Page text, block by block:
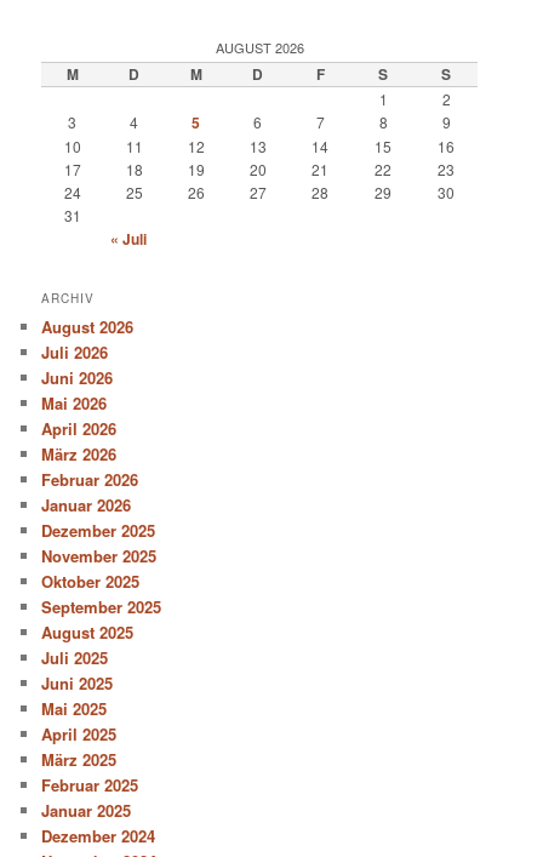
AUGUST 2026
M D M D F S S
1
2
3
4 5 6 7 8
9
10
11 12 13 14 15
16
17
18 19 20 21 22
23
24
25 26 27 28 29
30
31
« Juli
ARCHIV
August 2026
Juli 2026
Juni 2026
Mai 2026
April 2026
März 2026
Februar 2026
Januar 2026
Dezember 2025
November 2025
Oktober 2025
September 2025
August 2025
Juli 2025
Juni 2025
Mai 2025
April 2025
März 2025
Februar 2025
Januar 2025
Dezember 2024